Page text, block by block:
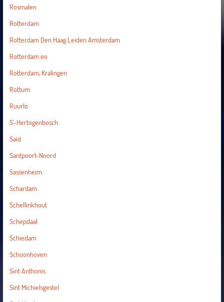
Rosmalen
Rotterdam
Rotterdam Den Haag Leiden Amsterdam
Rotterdam eo
Rotterdam, Kralingen
Rottum
Ruurlo
S'-Hertogenbosch
Said
Santpoort-Noord
Sassenheim
Schardam
Schellinkhout
Schepdaal
Schiedam
Schoonhoven
Sint Anthonis
Sint Michielsgestel